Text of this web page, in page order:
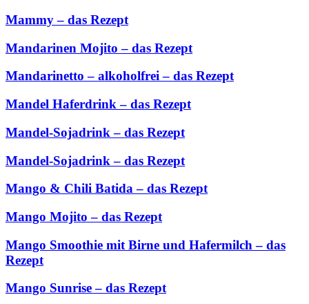
Mammy – das Rezept
Mandarinen Mojito – das Rezept
Mandarinetto – alkoholfrei – das Rezept
Mandel Haferdrink – das Rezept
Mandel-Sojadrink – das Rezept
Mandel-Sojadrink – das Rezept
Mango & Chili Batida – das Rezept
Mango Mojito – das Rezept
Mango Smoothie mit Birne und Hafermilch – das
Rezept
Mango Sunrise – das Rezept